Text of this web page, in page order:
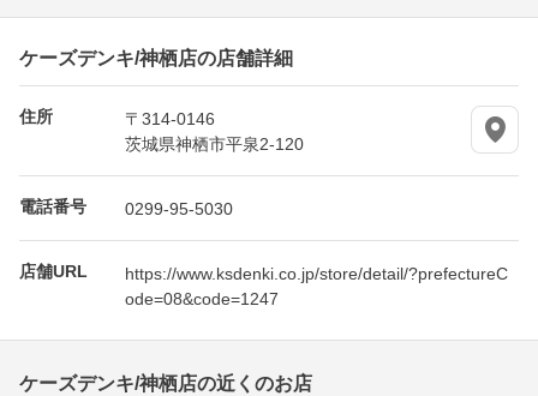
ケーズデンキ/神栖店の店舗詳細
住所
〒314-0146
茨城県神栖市平泉2-120
電話番号 0299-95-5030
店舗URL
https://www.ksdenki.co.jp/store/detail/?prefectureC
ode=08&code=1247
ケーズデンキ/神栖店の近くのお店